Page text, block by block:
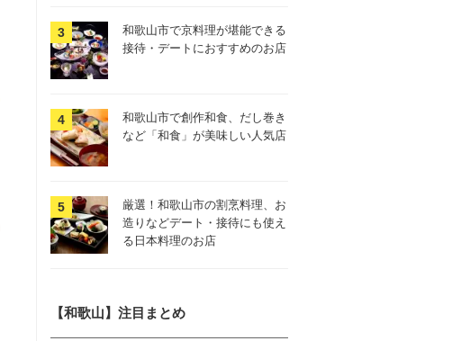
和歌山市で京料理が堪能できる
接待・デートにおすすめのお店
和歌山市で創作和食、だし巻き
など「和食」が美味しい人気店
厳選！和歌山市の割烹料理、お
造りなどデート・接待にも使え
る日本料理のお店
【和歌山】注目まとめ